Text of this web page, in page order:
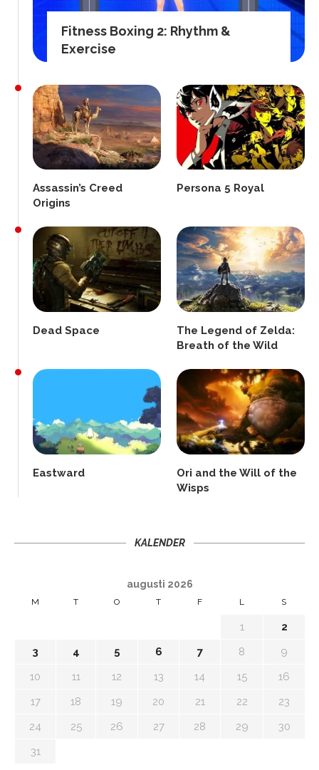
Fitness Boxing 2: Rhythm &
Exercise
Assassin’s Creed
Origins
Persona 5 Royal
Dead Space
The Legend of Zelda:
Breath of the Wild
Eastward
Ori and the Will of the
Wisps
KALENDER
augusti 2026
M T O T F L S
1
2
3
4 5 6 7 8
9
10
11 12 13 14 15
16
17
18 19 20 21 22
23
24
25 26 27 28 29
30
31